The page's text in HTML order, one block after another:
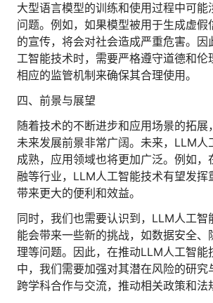
大型语言模型的训练和使用过程中可能
问题。例如，如果模型被用于生成虚假
的宣传，将会对社会造成严重危害。因
工智能技术时，需要严格遵守道德和伦
相应的监管机制来确保其合理使用。
四、前景与展望
随着技术的不断进步和应用场景的拓展
未来发展前景非常广阔。未来，LLM人
成熟，应用领域也将更加广泛。例如，
融等行业，LLM人工智能技术有望发挥
带来更大的便利和效益。
同时，我们也需要认识到，LLM人工智
能会带来一些新的挑战，如数据安全、
理等问题。因此，在推动LLM人工智能
中，我们需要加强对其潜在风险的研究
跨学科合作与交流，推动相关政策和法